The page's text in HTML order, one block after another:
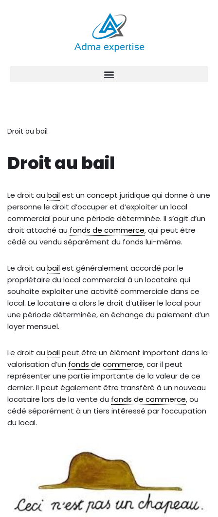
Droit au bail
Droit au bail
Le droit au bailest un concept juridique qui donne à une
personne le droit d’occuper et d’exploiter un local
commercial pour une période déterminée. Il s’agit d’un
droit attaché au fonds de commerce, qui peut être
cédé ou vendu séparément du fonds lui-même.
Le droit au bailest généralement accordé par le
propriétaire du local commercial à un locataire qui
souhaite exploiter une activité commerciale dans ce
local. Le locataire a alors le droit d’utiliser le local pour
une période déterminée, en échange du paiement d’un
loyer mensuel.
Le droit au bailpeut être un élément important dans la
valorisation d’un fonds de commerce, car il peut
représenter une partie importante de la valeur de ce
dernier. Il peut également être transféré à un nouveau
locataire lors de la vente du fonds de commerce, ou
cédé séparément à un tiers intéressé par l’occupation
du local.